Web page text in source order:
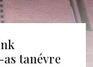
as tanévre